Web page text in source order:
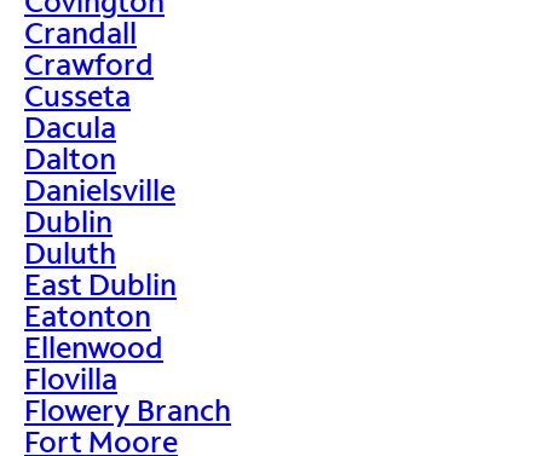
Crandall
Crawford
Cusseta
Dacula
Dalton
Danielsville
Dublin
Duluth
East Dublin
Eatonton
Ellenwood
Flovilla
Flowery Branch
Fort Moore